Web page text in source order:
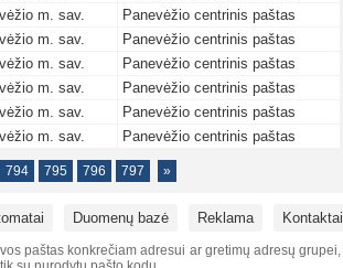
m. sav.
Panevėžio centrinis paštas
m. sav.
Panevėžio centrinis paštas
m. sav.
Panevėžio centrinis paštas
m. sav.
Panevėžio centrinis paštas
m. sav.
Panevėžio centrinis paštas
m. sav. Panevėžio centrinis paštas
794 795 796 797 »
Duomenų bazė Reklama Kontaktai
paštas konkrečiam adresui ar gretimų adresų grupei,